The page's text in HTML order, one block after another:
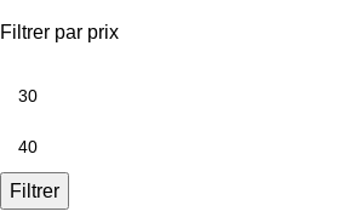
Filtrer par prix
Filtrer